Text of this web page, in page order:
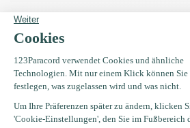
Eigenschaften
Zuletzt angesehen